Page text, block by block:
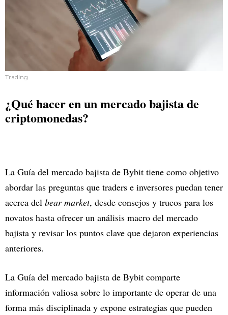
Trading
¿Qué hacer en un mercado bajista de
criptomonedas?
La Guía del mercado bajista de Bybit tiene como objetivo
abordar las preguntas que traders e inversores puedan tener
acerca del bear market, desde consejos y trucos para los
novatos hasta ofrecer un análisis macro del mercado
bajista y revisar los puntos clave que dejaron experiencias
anteriores.
La Guía del mercado bajista de Bybit comparte
información valiosa sobre lo importante de operar de una
forma más disciplinada y expone estrategias que pueden